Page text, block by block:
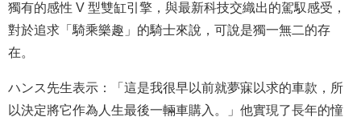
獨有的感性 V 型雙缸引擎，與最新科技交織出的駕馭感受，
對於追求「騎乘樂趣」的騎士來說，可說是獨一無二的存
在。
ハンス先生表示：「這是我很早以前就夢寐以求的車款，所
以決定將它作為人生最後一輛車購入。」他實現了長年的憧